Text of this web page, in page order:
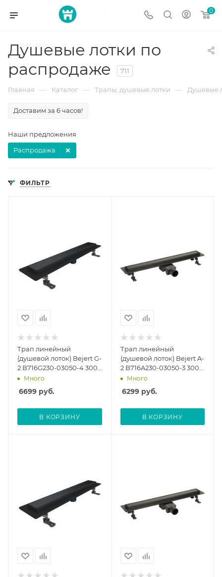
0
Душевые лотки по
распродаже
711
Главная — Каталог — Трапы, душевые лотки — Душевые
Доставим за 6 часов!
Наши предложения
Распродажа
ФИЛЬТР
Трап линейный
(душевой лоток) Bejert G-
2 B716G230-03050-4 300
мм с вертикальным
выходом D50 мм, с
решеткой под плитку
Много
6699 руб.
В КОРЗИНУ
Трап линейный
(душевой лоток) Bejert A-
2 B716A230-03050-3 300
мм с горизонтальным
выходом D50 мм, с
решеткой под плитку
Много
6299руб.
В КОРЗИНУ